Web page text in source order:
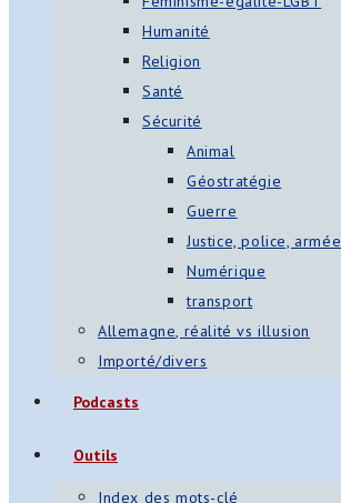
Humanité
Religion
Santé
Sécurité
Animal
Géostratégie
Guerre
Justice, police, armée
Numérique
transport
Allemagne, réalité vs illusion
Importé/divers
Podcasts
Outils
Index des mots-clé